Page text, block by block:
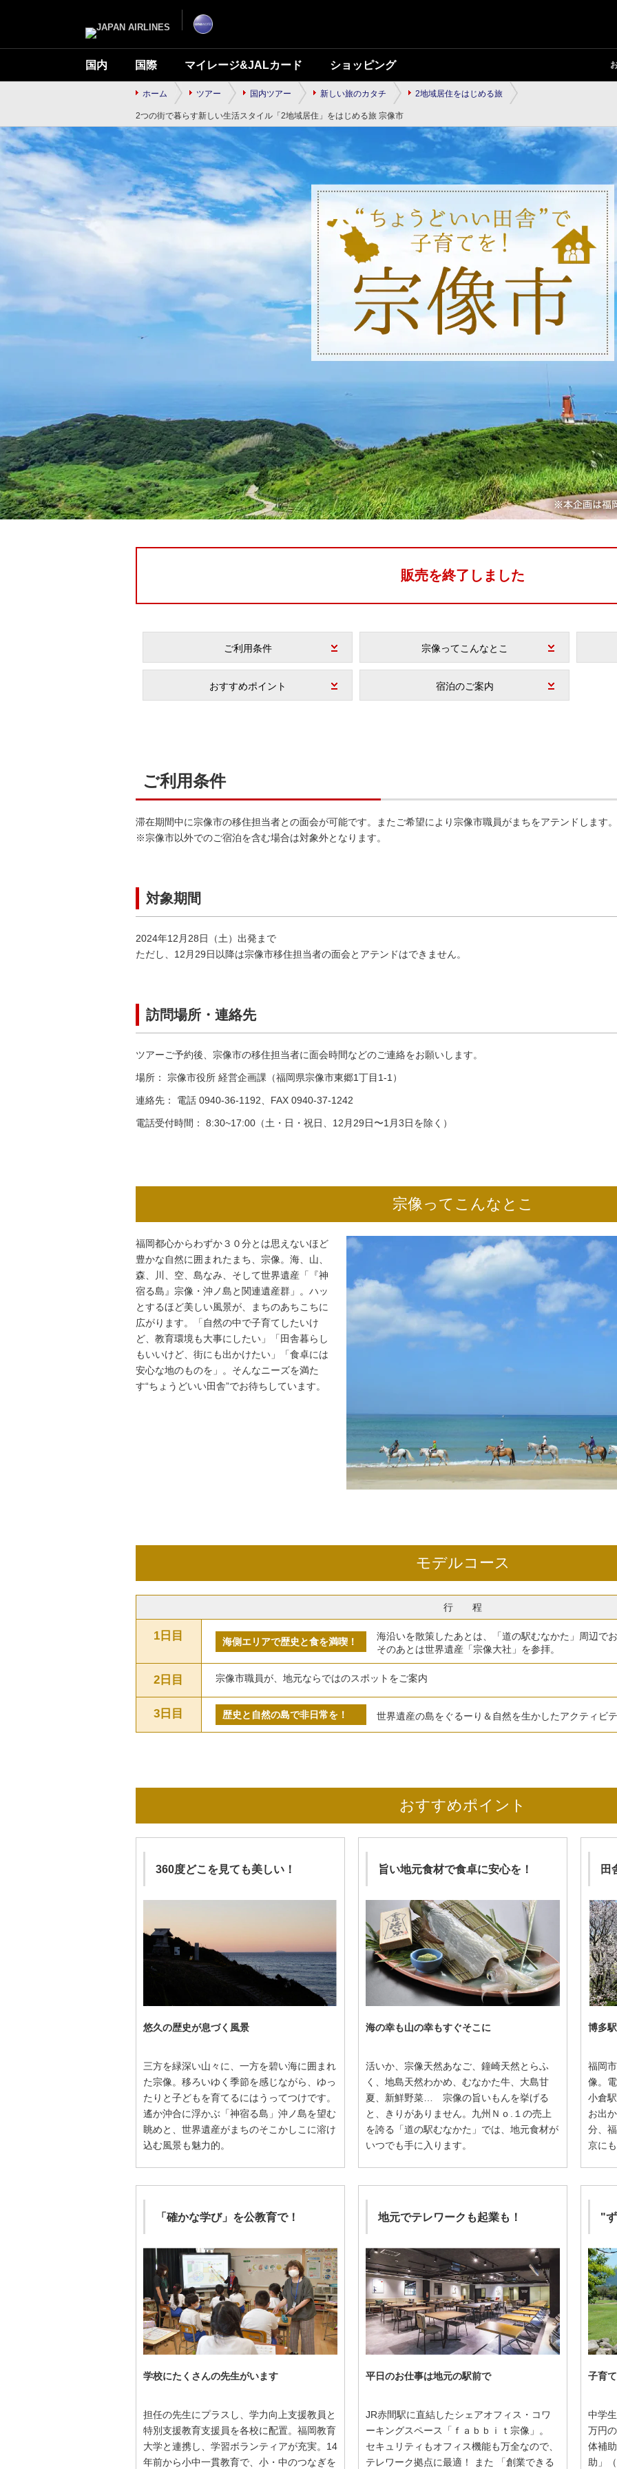
ョ
キ
本
文
へ
移
し
ま
国内 国際 マイレージ&JALカード ショッピング
ホーム ツアー 国内ツアー 新しい旅のカタチ 2地域居住をはじめる旅
2つの街で暮らす新しい生活スタイル「2地域居住」をはじめる旅 宗像市
販売を終了しました
ご利用条件 宗像ってこんなとこ
おすすめポイント 宿泊のご案内
ご利用条件
滞在期間中に宗像市の移住担当者との面会が可能です。またご希望により宗像市職員がまちをアテンドします。
※宗像市以外でのご宿泊を含む場合は対象外となります。
対象期間
2024年12月28日（土）出発まで
ただし、12月29日以降は宗像市移住担当者の面会とアテンドはできません。
訪問場所・連絡先
ツアーご予約後、宗像市の移住担当者に面会時間などのご連絡をお願いします。
場所： 宗像市役所 経営企画課（福岡県宗像市東郷1丁目1-1）
連絡先： 電話 0940-36-1192、FAX 0940-37-1242
電話受付時間： 8:30~17:00（土・日・祝日、12月29日〜1月3日を除く）
宗像ってこんなとこ
福岡都心からわずか３０分とは思えないほど
豊かな自然に囲まれたまち、宗像。海、山、
森、川、空、島なみ、そして世界遺産「『神
宿る島』宗像・沖ノ島と関連遺産群」。ハッ
とするほど美しい風景が、まちのあちこちに
広がります。「自然の中で子育てしたいけ
ど、教育環境も大事にしたい」「田舎暮らし
もいいけど、街にも出かけたい」「食卓には
安心な地のものを」。そんなニーズを満た
す“ちょうどいい田舎”でお待ちしています。
モデルコース
行 程
1日目 海側エリアで歴史と食を満喫！
海沿いを散策したあとは、「道の駅むなかた」周辺で
そのあとは世界遺産「宗像大社」を参拝。
2日目 宗像市職員が、地元ならではのスポットをご案内
3日目 歴史と自然の島で非日常を！ 世界遺産の島をぐるーり＆自然を生かしたアクティビ
おすすめポイント
360度どこを見ても美しい！
悠久の歴史が息づく風景
三方を緑深い山々に、一方を碧い海に囲まれ
た宗像。移ろいゆく季節を感じながら、ゆっ
たりと子どもを育てるにはうってつけです。
遙か沖合に浮かぶ「神宿る島」沖ノ島を望む
眺めと、世界遺産がまちのそこかしこに溶け
込む風景も魅力的。
旨い地元食材で食卓に安心を！
海の幸も山の幸もすぐそこに
活いか、宗像天然あなご、鐘崎天然とらふ
く、地島天然わかめ、むなかた牛、大島甘
夏、新鮮野菜… 宗像の旨いもんを挙げる
と、きりがありません。九州Ｎｏ.１の売上
を誇る「道の駅むなかた」では、地元食材が
いつでも手に入ります。
田
博多
福岡
像。
小倉
お出
分、
京に
「確かな学び」を公教育で！
学校にたくさんの先生がいます
担任の先生にプラスし、学力向上支援教員と
特別支援教育支援員を各校に配置。福岡教育
大学と連携し、学習ボランティアが充実。14
年前から小中一貫教育で、小・中のつなぎを
地元でテレワークも起業も！
平日のお仕事は地元の駅前で
JR赤間駅に直結したシェアオフィス・コワ
ーキングスペース「ｆａｂｂｉｔ宗像」。
セキュリティもオフィス機能も万全なので、
テレワーク拠点に最適！ また 「創業できる
"
子育
中学
万円
体補
助」